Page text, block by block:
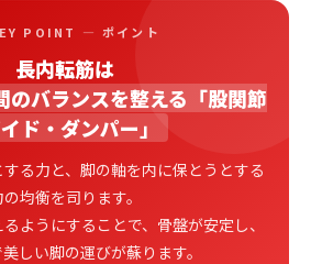
POINT — ポイント
長内転筋は
のバランスを整える「股関節
ド・ダンパー」
る力と、脚の軸を内に保とうとする
の均衡を司ります。
ようにすることで、骨盤が安定し、
しい脚の運びが蘇ります。